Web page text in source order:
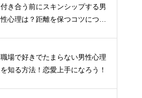
付き合う前にスキンシップする男
性心理は？距離を保つコツについ
職場で好きでたまらない男性心理
を知る方法！恋愛上手になろう！